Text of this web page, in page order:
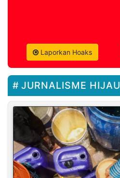
Laporkan Hoaks
JURNALISME HIJAU